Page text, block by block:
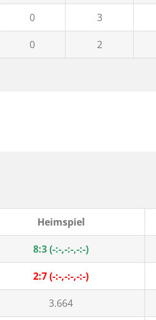
0 3
0 2
Heimspiel
8:3 (-:-,-:-,-:-)
2:7 (-:-,-:-,-:-)
3.664